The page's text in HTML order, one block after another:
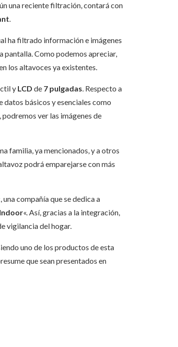
una reciente filtración, contará con
.
ha filtrado información e imágenes
pantalla. Como podemos apreciar,
los altavoces ya existentes.
y LCD de 7 pulgadas. Respecto a
datos básicos y esenciales como
ver las imágenes de
familia, ya mencionados, y a otros
podrá emparejarse con más
, una compañía que se dedica a
«. Así, gracias a la integración,
vigilancia del hogar.
uno de los productos de esta
que sean presentados en